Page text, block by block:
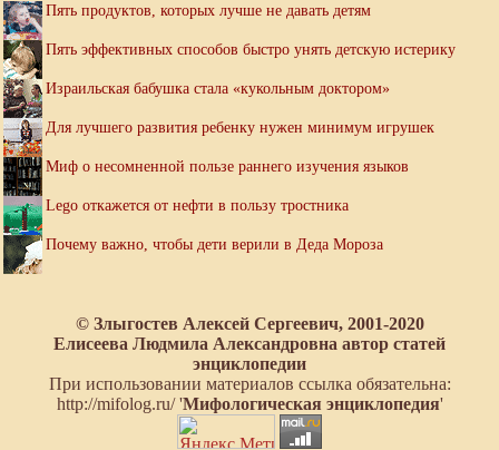
Пять продуктов, которых лучше не давать детям
Пять эффективных способов быстро унять детскую истерику
Израильская бабушка стала «кукольным доктором»
Для лучшего развития ребенку нужен минимум игрушек
Миф о несомненной пользе раннего изучения языков
Lego откажется от нефти в пользу тростника
Почему важно, чтобы дети верили в Деда Мороза
© Злыгостев Алексей Сергеевич, 2001-2020
Елисеева Людмила Александровна автор статей
энциклопедии
При использовании материалов ссылка обязательна:
http://mifolog.ru/ 'Мифологическая энциклопедия'